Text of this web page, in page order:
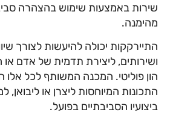
שירות באמצעות שימוש בהצהרה
מהימנה.
התיירקקות יכולה להיעשות לצורך
ושירותים, ליצירת תדמית של אדם
הון פוליטי. המכנה המשותף לכל אלו
התכונות המיוחסות ליצרן או ליבואן,
ביצועיו הסביבתיים בפועל.